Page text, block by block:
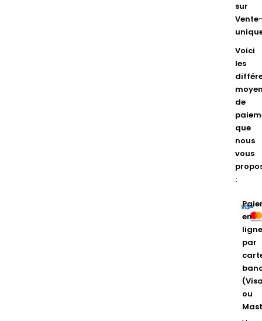
sur
Voici
les
de
que
nous
vous
:
en
par
ou